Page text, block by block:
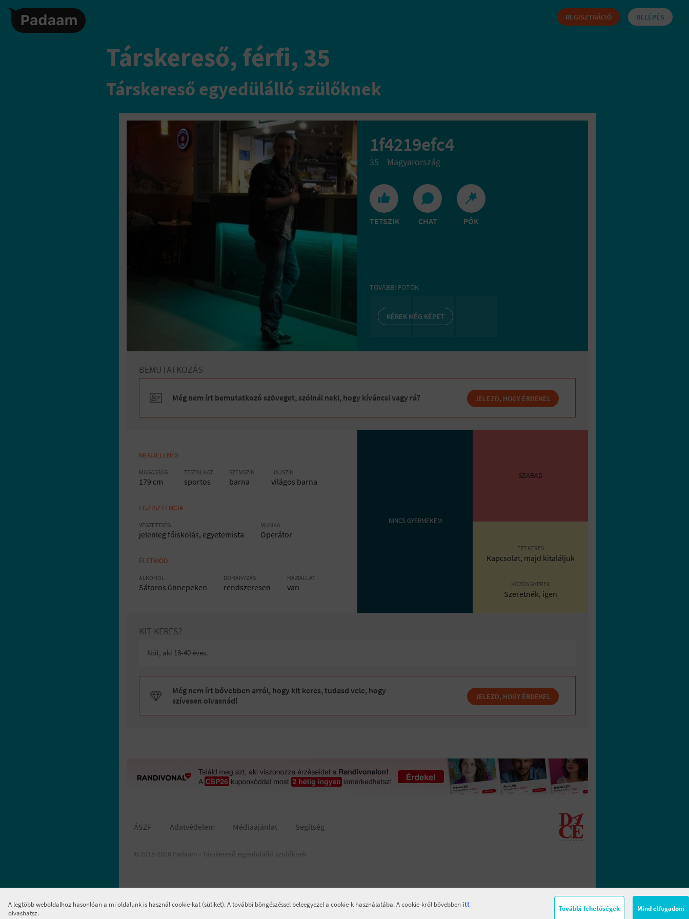
BELÉPÉS
REGISZTRÁCIÓ
Társkereső, férfi, 35
Társkereső egyedülálló szülőknek
1f4219efc4
35 Magyarország
TETSZIK CHAT PÓK
TOVÁBBI FOTÓK
KÉREK MÉG KÉPET
BEMUTATKOZÁS
Még nem írt bemutatkozó szöveget, szólnál neki, hogy kíváncsi vagy rá? JELEZD, HOGY ÉRDEKEL
MEGJELENÉS
MAGASSÁG
179 cm
TESTALKAT
sportos
SZEMSZÍN
barna
HAJSZÍN
világos barna
EGZISZTENCIA
VÉGZETTSÉG
jelenleg főiskolás, egyetemista
MUNKA
Operátor
ÉLETMÓD
ALKOHOL
Sátoros ünnepeken
DOHÁNYZÁS
rendszeresen
HÁZIÁLLAT
van
NINCS GYERMEKEM
SZABAD
EZT KERES
Kapcsolat, majd kitaláljuk
KÖZÖS GYEREK
Szeretnék, igen
KIT KERES?
Nőt, aki 18-40 éves.
Még nem írt bővebben arról, hogy kit keres, tudasd vele, hogy
szívesen olvasnád!
JELEZD, HOGY ÉRDEKEL
ÁSZF Adatvédelem Médiaajánlat Segítség
© 2018-2026 Padaam - Társkereső egyedülálló szülőknek
A legtöbb weboldalhoz hasonlóan a mi oldalunk is használ cookie-kat (sütiket). A további böngészéssel beleegyezel a cookie-k használatába. A cookie-król bővebben itt
olvashatsz.
További lehetőségek Mind elfogadom